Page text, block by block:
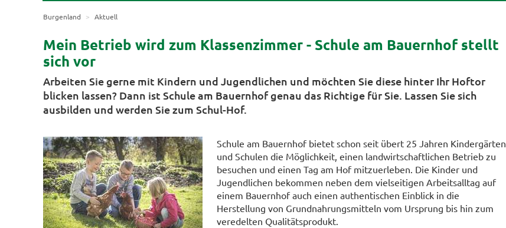
Burgenland Aktuell
Mein Betrieb wird zum Klassenzimmer - Schule am Bauernhof stellt
sich vor
Arbeiten Sie gerne mit Kindern und Jugendlichen und möchten Sie diese hinter Ihr Hoftor
blicken lassen? Dann ist Schule am Bauernhof genau das Richtige für Sie. Lassen Sie sich
ausbilden und werden Sie zum Schul-Hof.
Schule am Bauernhof bietet schon seit übert 25 Jahren Kindergärten
und Schulen die Möglichkeit, einen landwirtschaftlichen Betrieb zu
besuchen und einen Tag am Hof mitzuerleben. Die Kinder und
Jugendlichen bekommen neben dem vielseitigen Arbeitsalltag auf
einem Bauernhof auch einen authentischen Einblick in die
Herstellung von Grundnahrungsmitteln vom Ursprung bis hin zum
veredelten Qualitätsprodukt.